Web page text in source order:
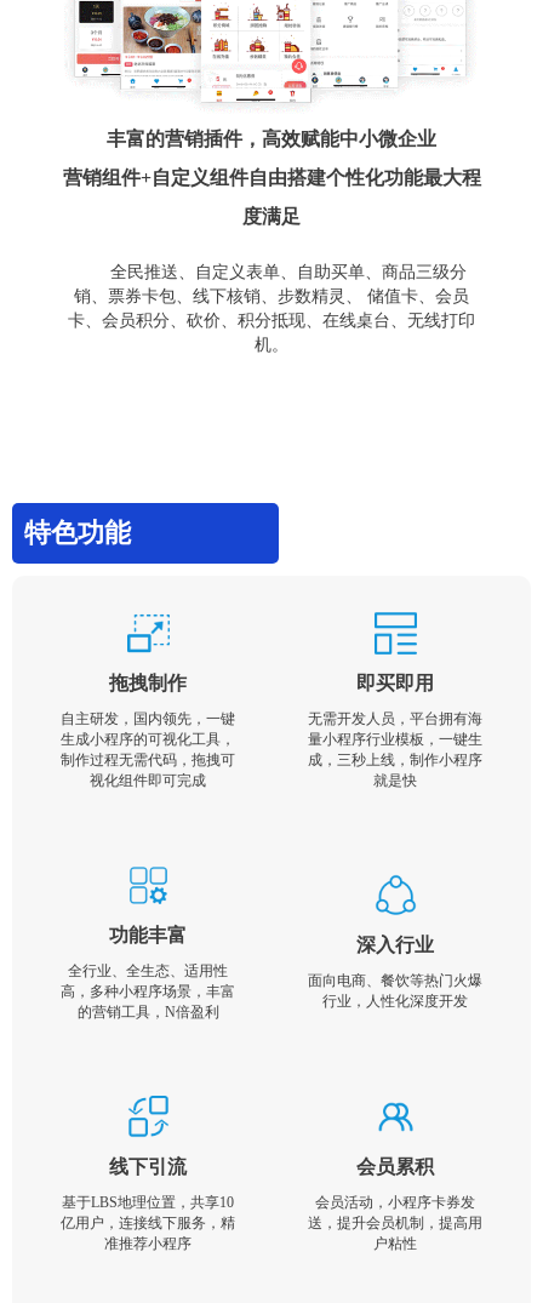
丰富的营销插件，高效赋能中小微企业
营销组件+自定义组件自由搭建个性化功能最大程
度满足
全民推送、自定义表单、自助买单、商品三级分
销、票券卡包、线下核销、步数精灵、 储值卡、会员
卡、会员积分、砍价、积分抵现、在线桌台、无线打印
机。
特色功能
拖拽制作
自主研发，国内领先，一键
生成小程序的可视化工具，
制作过程无需代码，拖拽可
视化组件即可完成
即买即用
无需开发人员，平台拥有海
量小程序行业模板，一键生
成，三秒上线，制作小程序
就是快
功能丰富
全行业、全生态、适用性
高，多种小程序场景，丰富
的营销工具，N倍盈利
深入行业
面向电商、餐饮等热门火爆
行业，人性化深度开发
线下引流
基于LBS地理位置，共享10
亿用户，连接线下服务，精
准推荐小程序
会员累积
会员活动，小程序卡券发
送，提升会员机制，提高用
户粘性